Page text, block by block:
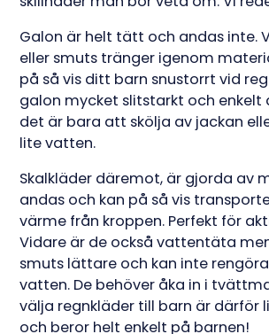
Galon är helt tätt och andas inte.
eller smuts tränger igenom
på så vis ditt barn snustorrt vid
galon mycket slitstarkt och
det är bara att skölja av jackan
lite vatten.
Skalkläder däremot, är gjorda av
andas och kan på så vis
värme från kroppen. Perfekt för
Vidare är de också vattentäta
smuts lättare och kan inte
vatten. De behöver åka in i
välja regnkläder till barn är därför
och beror helt enkelt på barnen!